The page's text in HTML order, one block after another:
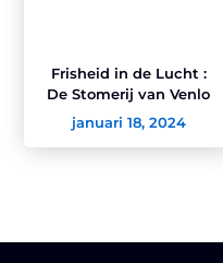
Frisheid in de Lucht :
De Stomerij van Venlo
januari 18, 2024